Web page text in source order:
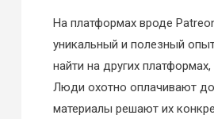
На платформах вроде
уникальный и полезный
найти на других
Люди охотно оплачивают
материалы решают их